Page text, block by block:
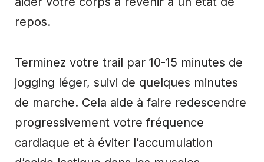
repos.
Terminez votre trail par 10-15 minutes de
jogging léger, suivi de quelques minutes
de marche. Cela aide à faire redescendre
progressivement votre fréquence
cardiaque et à éviter l’accumulation